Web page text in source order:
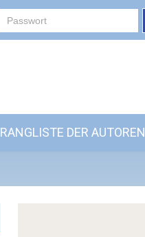
RANGLISTE DER AUTOREN